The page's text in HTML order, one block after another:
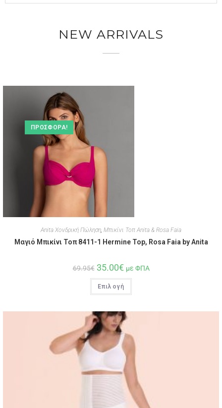
NEW ARRIVALS
ΠΡΟΣΦΟΡΆ!
Anita Χονδρική Πώληση, Μπικίνι Τοπ Anita & Rosa Faia
Μαγιό Μπικίνι Τοπ 8411-1 Hermine Top, Rosa Faia by Anita
69.95€ 35.00€ με ΦΠΑ
Επιλογή